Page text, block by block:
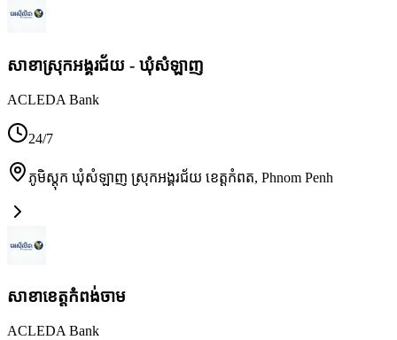
សាខាស្រុកអង្គរជ័យ - ឃុំសំឡាញ
ACLEDA Bank
24/7
ភូមិស្តុក ឃុំសំឡាញ ស្រុកអង្គរជ័យ ខេត្តកំពត, Phnom Penh
សាខា​ខេត្តកំពង់ចាម
ACLEDA Bank